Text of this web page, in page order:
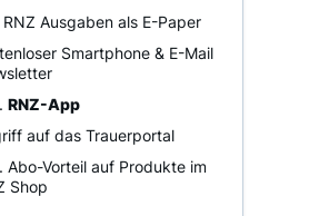
RNZ Ausgaben als E-Paper
Smartphone & E-Mail
RNZ-App
auf das Trauerportal
Abo-Vorteil auf Produkte im
Shop